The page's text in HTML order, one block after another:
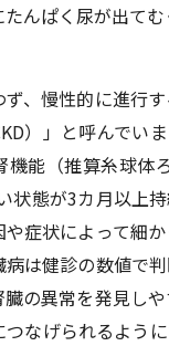
んぱく尿が出て
ず、慢性的に進行
）」と呼んでい
機能（推算糸球体
状態が3カ月以上
症状によって細
病は健診の数値で
の異常を発見し
なげられるように